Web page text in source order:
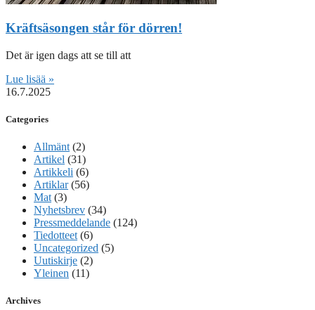
Kräftsäsongen står för dörren!
Det är igen dags att se till att
Lue lisää »
16.7.2025
Categories
Allmänt (2)
Artikel (31)
Artikkeli (6)
Artiklar(56)
Mat (3)
Nyhetsbrev (34)
Pressmeddelande (124)
Tiedotteet (6)
Uncategorized (5)
Uutiskirje (2)
Yleinen (11)
Archives